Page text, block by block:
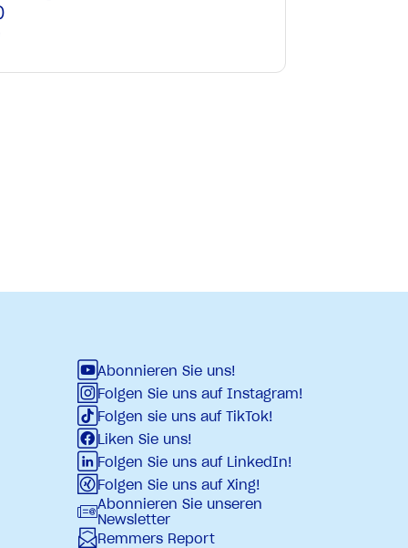
Abonnieren Sie uns!
Folgen Sie uns auf Instagram!
Folgen sie uns auf TikTok!
Liken Sie uns!
Folgen Sie uns auf LinkedIn!
Folgen Sie uns auf Xing!
Abonnieren Sie unseren
Newsletter
Remmers Report